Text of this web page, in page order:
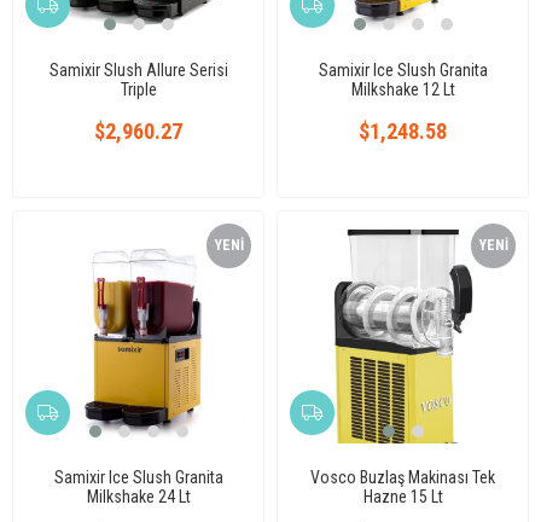
Samixir Slush Allure Serisi
Triple
$2,960.27
Samixir Ice Slush Granita
Milkshake 12 Lt
$1,248.58
Samixir Ice Slush Granita
Milkshake 24 Lt
YENI
Vosco Buzlaş Makinası Tek
Hazne 15 Lt
YENI